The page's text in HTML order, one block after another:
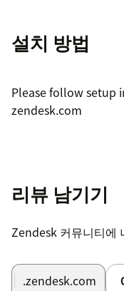
설치 방법
Please follow setup
zendesk.com
리뷰 남기기
Zendesk 커뮤니티에
.zendesk.com